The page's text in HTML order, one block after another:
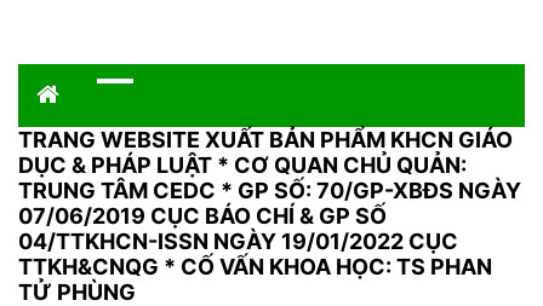
TRANG WEBSITE XUẤT BẢN PHẨM KHCN GIÁO
DỤC & PHÁP LUẬT * CƠ QUAN CHỦ QUẢN:
TRUNG TÂM CEDC * GP SỐ: 70/GP-XBĐS NGÀY
07/06/2019 CỤC BÁO CHÍ & GP SỐ
04/TTKHCN-ISSN NGÀY 19/01/2022 CỤC
TTKH&CNQG * CỐ VẤN KHOA HỌC: TS PHAN
TỬ PHÙNG